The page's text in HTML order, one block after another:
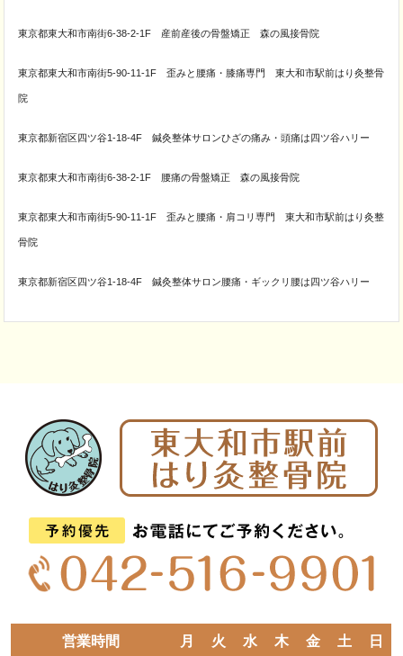
東京都東大和市南街6-38-2-1F 産前産後の骨盤矯正 森の風接骨院
東京都東大和市南街5-90-11-1F 歪みと腰痛・膝痛専門 東大和市駅前はり灸整骨
院
東京都新宿区四ツ谷1-18-4F 鍼灸整体サロンひざの痛み・頭痛は四ツ谷ハリー
東京都東大和市南街6-38-2-1F 腰痛の骨盤矯正 森の風接骨院
東京都東大和市南街5-90-11-1F 歪みと腰痛・肩コリ専門 東大和市駅前はり灸整
骨院
東京都新宿区四ツ谷1-18-4F 鍼灸整体サロン腰痛・ギックリ腰は四ツ谷ハリー
営業時間 月 火 水 木 金 土 日